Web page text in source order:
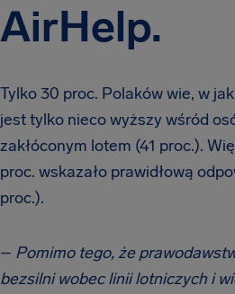
AirHelp.
Tylko 30 proc. Polaków wie, w
jest tylko nieco wyższy wśród
zakłóconym lotem (41 proc.).
proc. wskazało prawidłową
proc.).
– Pomimo tego, że
bezsilni wobec linii lotniczych i